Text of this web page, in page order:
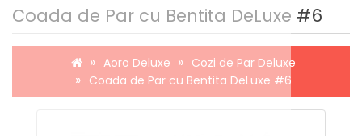
Coada de Par cu Bentita DeLuxe #6
Aoro Deluxe
Cozi de Par Deluxe
Coada de Par cu Bentita DeLuxe #6